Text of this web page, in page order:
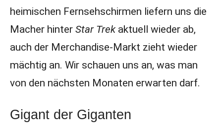
heimischen Fernsehschirmen liefern uns die
Macher hinter Star Trekaktuell wieder ab,
auch der Merchandise-Markt zieht wieder
mächtig an. Wir schauen uns an, was man
von den nächsten Monaten erwarten darf.
Gigant der Giganten